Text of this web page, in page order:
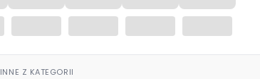
Z KATEGORII